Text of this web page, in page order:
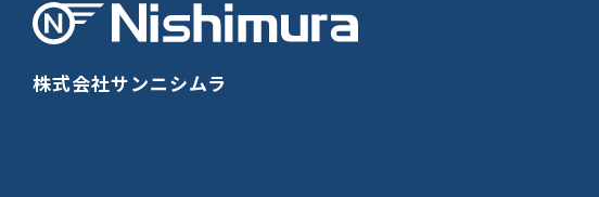
株式会社サンニシムラ